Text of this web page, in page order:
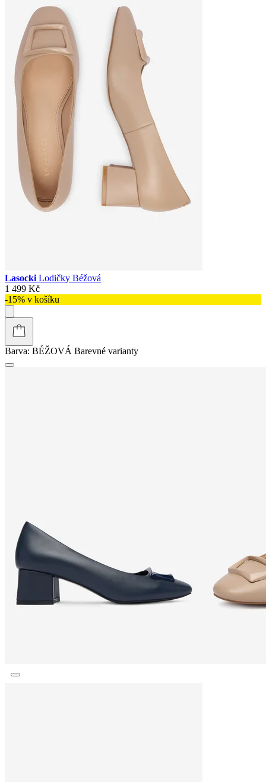
Lasocki Lodičky Béžová
1 499 Kč
-15% v košíku
Barva: BÉŽOVÁ Barevné varianty